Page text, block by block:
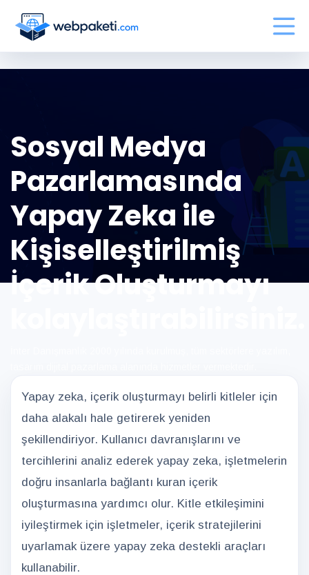
Sosyal Medya
Pazarlamasında
Yapay Zeka ile
Kişiselleştirilmiş
İçerik Oluşturmayı
Yapay zeka, içerik oluşturmayı belirli kitleler için
daha alakalı hale getirerek yeniden
şekillendiriyor. Kullanıcı davranışlarını ve
tercihlerini analiz ederek yapay zeka, işletmelerin
doğru insanlarla bağlantı kuran içerik
oluşturmasına yardımcı olur. Kitle etkileşimini
iyileştirmek için işletmeler, içerik stratejilerini
uyarlamak üzere yapay zeka destekli araçları
kullanabilir.